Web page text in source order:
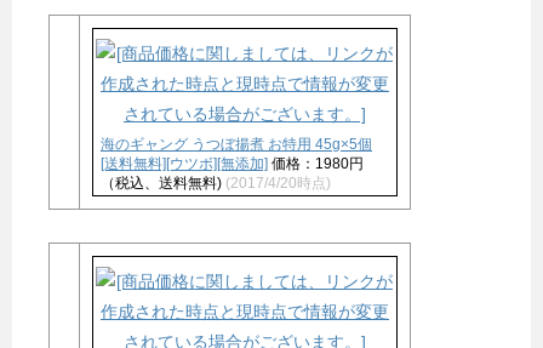
海のギャング うつぼ揚煮 お特用 45g×5個
[送料無料][ウツボ][無添加] 価格：1980円
（税込、送料無料) (2017/4/20時点)